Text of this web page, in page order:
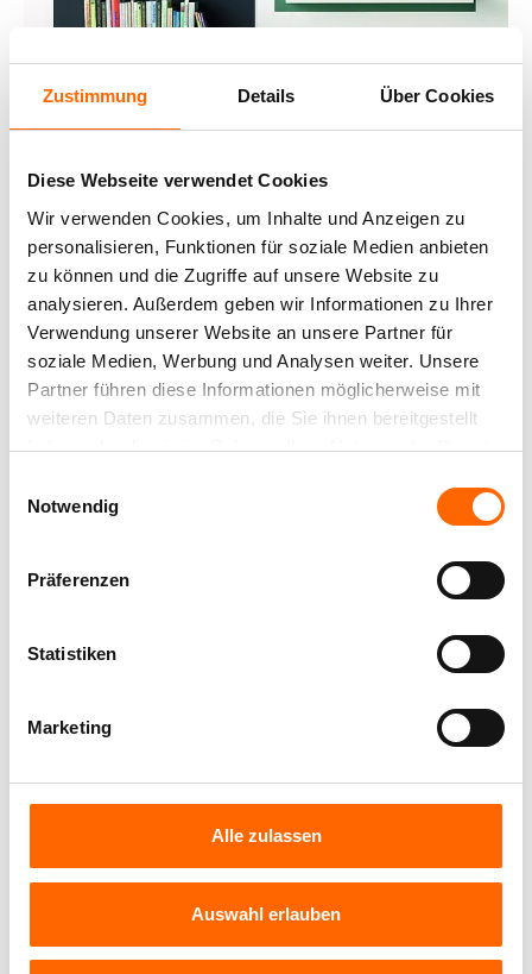
Zustimmung Details Über Cookies
Diese Webseite verwendet Cookies
Wir verwenden Cookies, um Inhalte und Anzeigen zu
personalisieren, Funktionen für soziale Medien anbieten
zu können und die Zugriffe auf unsere Website zu
analysieren. Außerdem geben wir Informationen zu Ihrer
Verwendung unserer Website an unsere Partner für
soziale Medien, Werbung und Analysen weiter. Unsere
Partner führen diese Informationen möglicherweise mit
weiteren Daten zusammen, die Sie ihnen bereitgestellt
haben oder die sie im Rahmen Ihrer Nutzung der Dienste
Notwendig
Präferenzen
Statistiken
Marketing
Alle zulassen
Auswahl erlauben
FRISCHES BLAU
Royal Blue
Frisches Blau